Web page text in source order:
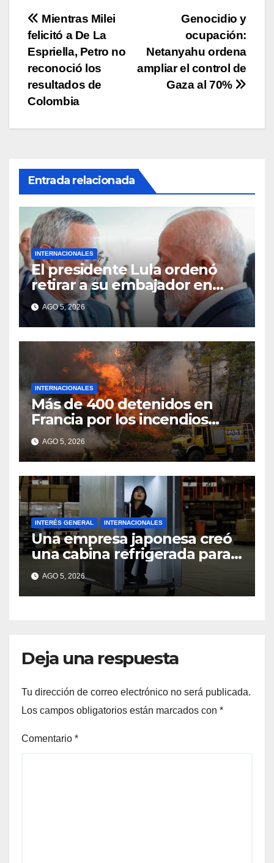
p
k
Navegación
de
entradas
Genocidio y
ocupación:
Netanyahu ordena
ampliar el control de
Gaza al 70%
Mientras Milei
felicitó a De La
Espriella, Petro no
reconoció los
resultados de
Colombia
Entrada relacionada
INTERNACIONALES
El presidente Lula ordenó
retirar a su embajador en
Argentina
AGO 5, 2026
INTERNACIONALES
Más de 400 detenidos en
Francia por los incendios
forestales
AGO 5, 2026
INTERÉS GENERAL INTERNACIONALES
Una empresa japonesa creó
una cabina refrigerada para
personas: cómo funciona
AGO 5, 2026
Deja una respuesta
Tu dirección de correo electrónico no será publicada.
Los campos obligatorios están marcados con *
Comentario *